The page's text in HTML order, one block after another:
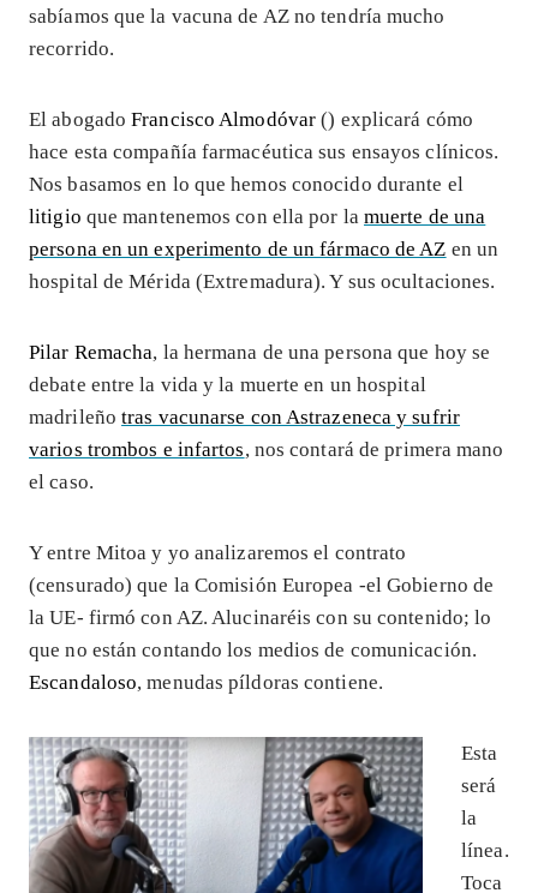
sabíamos que la vacuna de AZ no tendría mucho
recorrido.
El abogadoFrancisco Almodóvar () explicará cómo
hace esta compañía farmacéutica sus ensayos clínicos.
Nos basamos en lo que hemos conocido durante el
litigio que mantenemos con ella por la muerte de una
persona en un experimento de un fármaco de AZ en un
hospital de Mérida (Extremadura). Y sus ocultaciones.
Pilar Remacha, la hermana de una persona que hoy se
debate entre la vida y la muerte en un hospital
madrileñotras vacunarse con Astrazeneca y sufrir
varios trombos e infartos, nos contará de primera mano
el caso.
Y entre Mitoa y yo analizaremos el contrato
(censurado) que la Comisión Europea -el Gobierno de
la UE- firmó con AZ. Alucinaréis con su contenido; lo
que no están contando los medios de comunicación.
Escandaloso, menudas píldoras contiene.
Esta
será
la
línea.
Toca